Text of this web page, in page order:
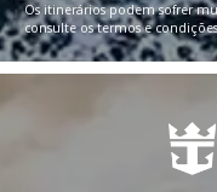
Os itinerários podem sofrer
consulte os termos e